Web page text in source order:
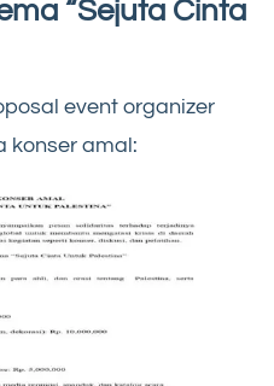
“Sejuta Cinta
event organizer
konser amal: